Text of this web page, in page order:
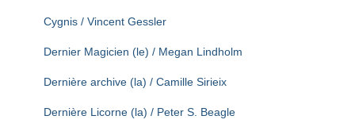
Cygnis / Vincent Gessler
Dernier Magicien (le) / Megan Lindholm
Dernière archive (la) / Camille Sirieix
Dernière Licorne (la) / Peter S. Beagle